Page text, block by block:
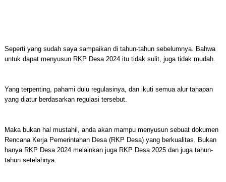
Seperti yang sudah saya sampaikan di tahun-tahun sebelumnya. Bahwa
untuk dapat menyusun RKP Desa 2024 itu tidak sulit, juga tidak mudah.
Yang terpenting, pahami dulu regulasinya, dan ikuti semua alur tahapan
yang diatur berdasarkan regulasi tersebut.
Maka bukan hal mustahil, anda akan mampu menyusun sebuat dokumen
Rencana Kerja Pemerintahan Desa (RKP Desa) yang berkualitas. Bukan
hanya RKP Desa 2024 melainkan juga RKP Desa 2025 dan juga tahun-
tahun setelahnya.